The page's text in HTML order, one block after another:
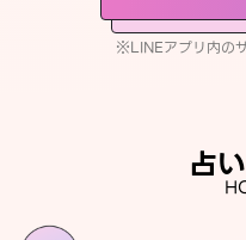
※LINEアプリ内の
占